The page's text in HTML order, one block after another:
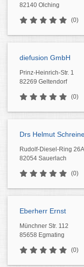
82140 Olching
(0)
diefusion GmbH
Prinz-Heinrich-Str. 1
82269 Geltendorf
(0)
Drs Helmut
Rudolf-Diesel-Ring 26A
82054 Sauerlach
(0)
Eberherr Ernst
Münchner Str. 112
85658 Egmating
(0)